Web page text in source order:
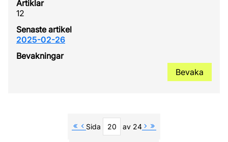
Sida av 24
12
2025-02-26
Bevaka